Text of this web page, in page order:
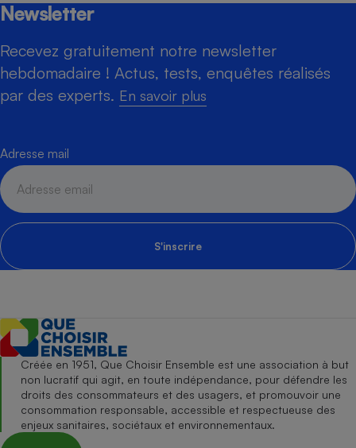
Newsletter
Recevez gratuitement notre newsletter
hebdomadaire ! Actus, tests, enquêtes réalisés
par des experts. En savoir plus
Adresse mail
S'inscrire
Créée en 1951, Que Choisir Ensemble est une association à but
non lucratif qui agit, en toute indépendance, pour défendre les
droits des consommateurs et des usagers, et promouvoir une
consommation responsable, accessible et respectueuse des
enjeux sanitaires, sociétaux et environnementaux.